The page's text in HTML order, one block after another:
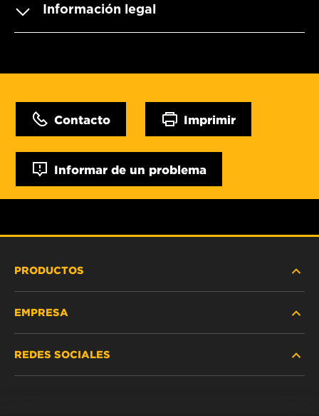
Información legal
Contacto Imprimir
Informar de un problema
PRODUCTOS
VEHÍCULOS LIVIANOS Y COMERCIALES
EMPRESA
REDES SOCIALES